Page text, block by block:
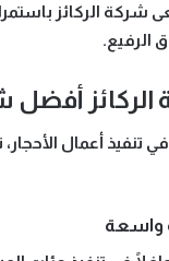
شركة الركائز
الرفيع.
الركائز
تنفيذ أعمال الأحجار،
واسعة